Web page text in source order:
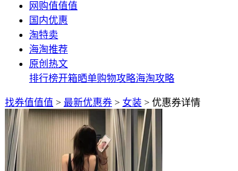
网购值值值
国内优惠
淘特卖
海淘推荐
原创热文
排行榜开箱晒单购物攻略海淘攻略
找券值值值 > 最新优惠券 > 女装 > 优惠券详情